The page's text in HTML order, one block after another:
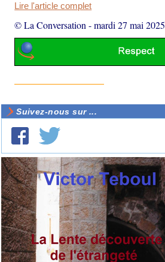
Lire l'article complet
© La Conversation -mardi 27 mai 2025
Suivez-nous sur ...